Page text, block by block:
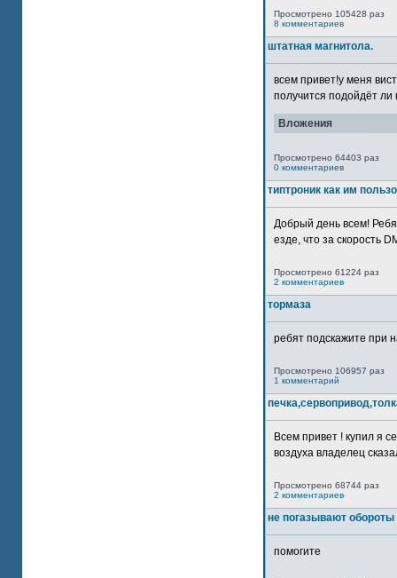
Просмотрено 105428 раз
8 комментариев
штатная магнитола.
всем привет!у меня
получится подойдёт ли
Вложения
Просмотрено 64403 раз
0 комментариев
типтроник как им
Добрый день всем!
езде, что за скорость
Просмотрено 61224 раз
2 комментариев
тормаза
ребят подскажите при
Просмотрено 106957 раз
1 комментарий
Всем привет ! купил я
воздуха владелец
Просмотрено 68744 раз
2 комментариев
не погазывают обороты
помогите